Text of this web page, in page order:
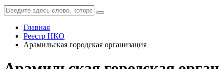
Главная
Реестр НКО
Арамильская городская организация